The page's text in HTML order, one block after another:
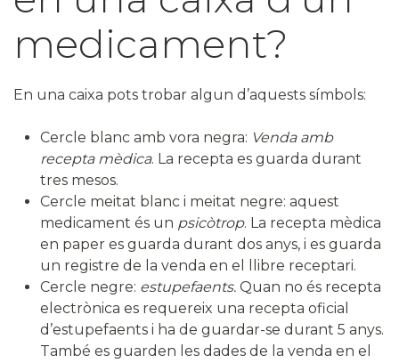
medicament?
En una caixa pots trobar algun d’aquests símbols:
Cercle blanc amb vora negra: Venda amb
recepta mèdica. La recepta es guarda durant
tres mesos.
Cercle meitat blanc i meitat negre: aquest
medicament és un psicòtrop. La recepta mèdica
en paper es guarda durant dos anys, i es guarda
un registre de la venda en el llibre receptari.
Cercle negre: estupefaents. Quan no és recepta
electrònica es requereix una recepta oficial
d’estupefaents i ha de guardar-se durant 5 anys.
També es guarden les dades de la venda en el